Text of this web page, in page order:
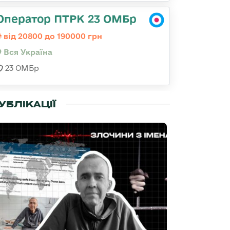
ПТРК 23 ОМБр
від 20800 до 190000 грн
Вся Україна
23 ОМБр